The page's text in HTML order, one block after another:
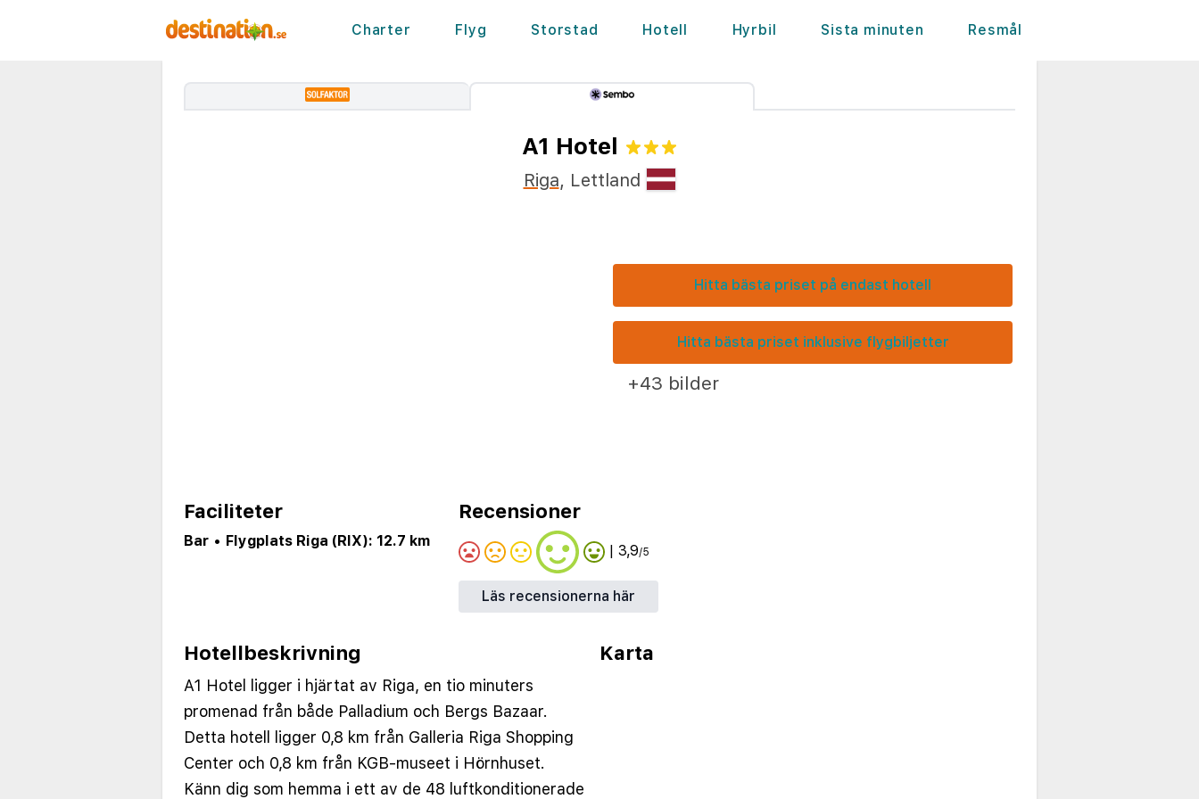
Charter Flyg Storstad Hotell Hyrbil Sista minuten Resmål
A1 Hotel
Riga, Lettland
Hitta bästa priset på endast hotell
Hitta bästa priset inklusive flygbiljetter
+43 bilder
Faciliteter
Bar • Flygplats Riga (RIX): 12.7 km
Recensioner
| 3,9/5
Läs recensionerna här
Hotellbeskrivning
A1 Hotel ligger i hjärtat av Riga, en tio minuters
promenad från både Palladium och Bergs Bazaar.
Detta hotell ligger 0,8 km från Galleria Riga Shopping
Center och 0,8 km från KGB-museet i Hörnhuset.
Känn dig som hemma i ett av de 48 luftkonditionerade
Karta